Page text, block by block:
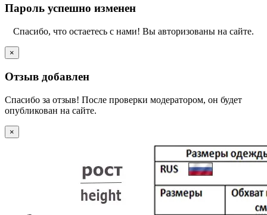
Пароль успешно изменен
Спасибо, что остаетесь с нами! Вы авторизованы на сайте.
×
Отзыв добавлен
Спасибо за отзыв! После проверки модератором, он будет
опубликован на сайте.
×